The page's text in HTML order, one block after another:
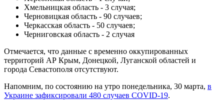
Хмельницкая область - 3 случая;
Черновицкая область - 90 случаев;
Черкасская область - 50 случаев;
Черниговская область - 2 случая
Отмечается, что данные с временно оккупированных
территорий АР Крым, Донецкой, Луганской областей и
города Севастополя отсутствуют.
Напомним, по состоянию на утро понедельника, 30 марта, в
Украине зафиксировали 480 случаев COVID-19.